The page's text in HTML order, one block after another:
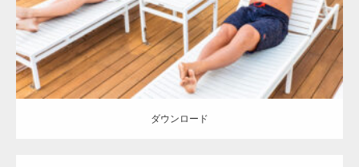
ダウンロード
ダウンロード